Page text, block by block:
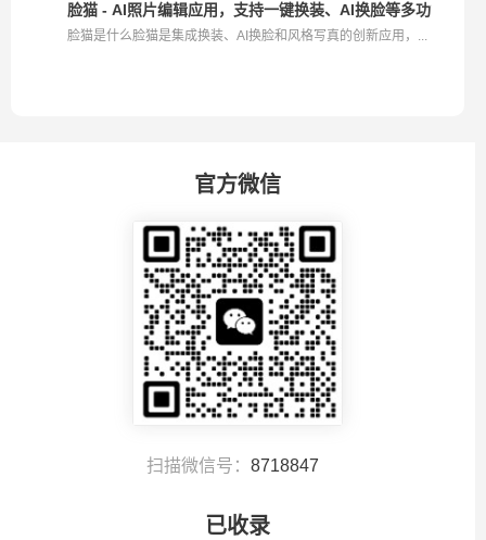
脸猫 - AI照片编辑应用，支持一键换装、AI换脸等多功能快速
脸猫是什么脸猫是集成换装、AI换脸和风格写真的创新应用，...
官方微信
扫描微信号： 8718847
已收录